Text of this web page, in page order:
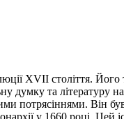
XVII століття.
думку та літературу
потрясіннями. Він
у 1660 році. Цей